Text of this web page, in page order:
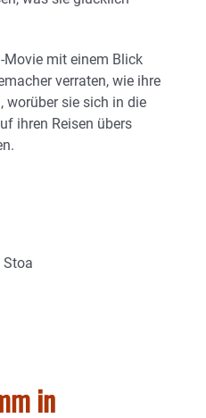
Movie mit einem Blick
verraten, wie ihre
worüber sie sich in die
ihren Reisen übers
Stoa
in